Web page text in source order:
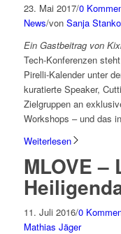
23. Mai 2017/0
News/von Sanja
Ein Gastbeitrag von
Tech-Konferenzen
Pirelli-Kalender unter
kuratierte Speaker,
Zielgruppen an
Workshops – und das
Weiterlesen
MLOVE –
11. Juli 2016/0
Mathias Jäger